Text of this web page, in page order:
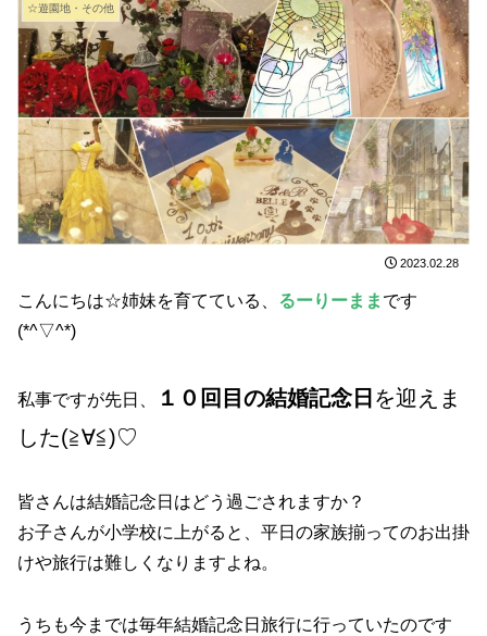
☆遊園地・その他
2023.02.28
こんにちは☆姉妹を育てている、 るーりーまま です
(*^▽^*)
私事ですが先日、 １０回目の結婚記念日 を迎えま
した(≧∀≦)♡
皆さんは結婚記念日はどう過ごされますか？
お子さんが小学校に上がると、平日の家族揃ってのお出掛
けや旅行は難しくなりますよね。
うちも今までは毎年結婚記念日旅行に行っていたのです